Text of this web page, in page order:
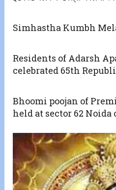
Simhastha Kumbh
Residents of Adarsh
celebrated 65th
Bhoomi poojan of
held at sector 62 Noida